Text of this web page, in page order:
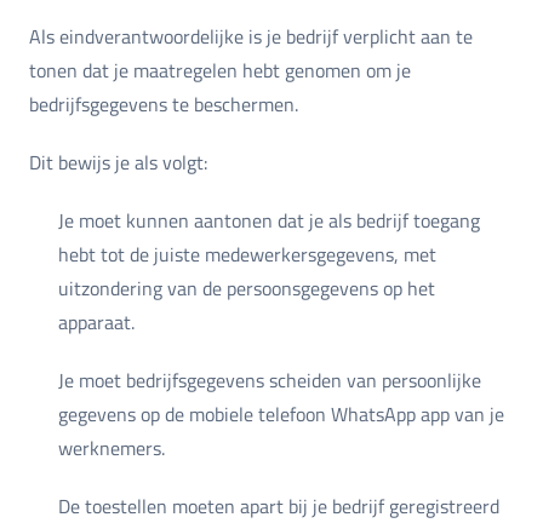
Als eindverantwoordelijke is je bedrijf verplicht aan te
tonen dat je maatregelen hebt genomen om je
bedrijfsgegevens te beschermen.
Dit bewijs je als volgt:
Je moet kunnen aantonen dat je als bedrijf toegang
hebt tot de juiste medewerkersgegevens, met
uitzondering van de persoonsgegevens op het
apparaat.
Je moet bedrijfsgegevens scheiden van persoonlijke
gegevens op de mobiele telefoon WhatsApp app van je
werknemers.
De toestellen moeten apart bij je bedrijf geregistreerd